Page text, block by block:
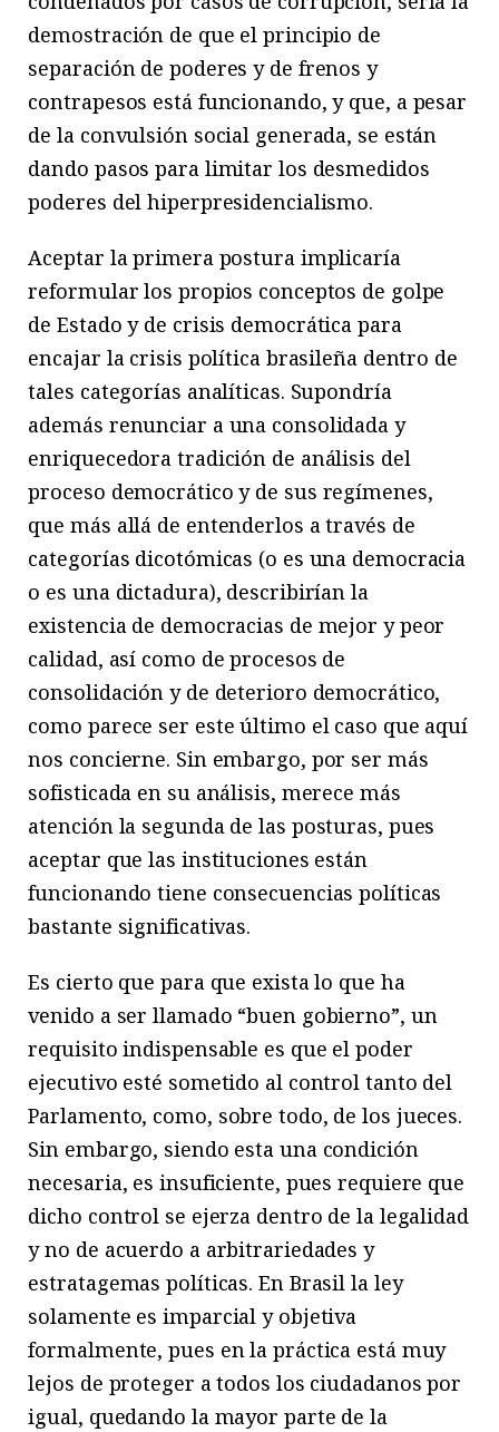
demostración de que el principio de
separación de poderes y de frenos y
contrapesos está funcionando, y que, a pesar
de la convulsión social generada, se están
dando pasos para limitar los desmedidos
poderes del hiperpresidencialismo.
Aceptar la primera postura implicaría
reformular los propios conceptos de golpe
de Estado y de crisis democrática para
encajar la crisis política brasileña dentro de
tales categorías analíticas. Supondría
además renunciar a una consolidada y
enriquecedora tradición de análisis del
proceso democrático y de sus regímenes,
que más allá de entenderlos a través de
categorías dicotómicas (o es una democracia
o es una dictadura), describirían la
existencia de democracias de mejor y peor
calidad, así como de procesos de
consolidación y de deterioro democrático,
como parece ser este último el caso que aquí
nos concierne. Sin embargo, por ser más
sofisticada en su análisis, merece más
atención la segunda de las posturas, pues
aceptar que las instituciones están
funcionando tiene consecuencias políticas
bastante significativas.
Es cierto que para que exista lo que ha
venido a ser llamado “buen gobierno”, un
requisito indispensable es que el poder
ejecutivo esté sometido al control tanto del
Parlamento, como, sobre todo, de los jueces.
Sin embargo, siendo esta una condición
necesaria, es insuficiente, pues requiere que
dicho control se ejerza dentro de la legalidad
y no de acuerdo a arbitrariedades y
estratagemas políticas. En Brasil la ley
solamente es imparcial y objetiva
formalmente, pues en la práctica está muy
lejos de proteger a todos los ciudadanos por
igual, quedando la mayor parte de la